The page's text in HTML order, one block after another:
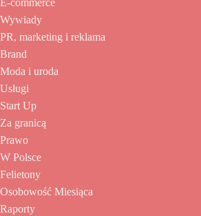
Wywiady
PR, marketing i reklama
Brand
Moda i uroda
Usługi
Start Up
Za granicą
Prawo
W Polsce
Felietony
Osobowość Miesiąca
Raporty